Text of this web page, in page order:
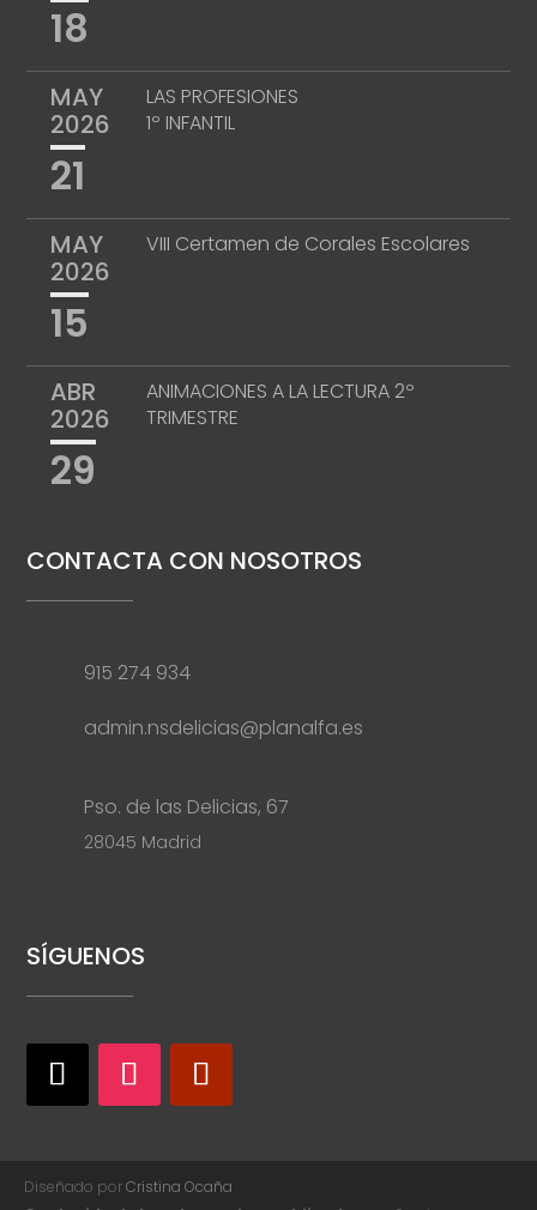
18
MAY
2026
21
LAS PROFESIONES
1º INFANTIL
MAY
2026
15
VIII Certamen de Corales Escolares
ABR
2026
29
ANIMACIONES A LA LECTURA 2º
TRIMESTRE
CONTACTA CON NOSOTROS
915 274 934
admin.nsdelicias@planalfa.es
Pso. de las Delicias, 67
28045 Madrid
SÍGUENOS
Diseñado porCristina Ocaña